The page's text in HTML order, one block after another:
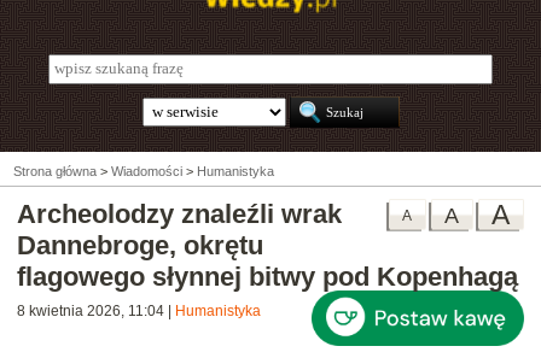
Strona główna > Wiadomości > Humanistyka
A
A
A
Archeolodzy znaleźli wrak
Dannebroge, okrętu
flagowego słynnej bitwy pod Kopenhagą
8 kwietnia 2026, 11:04 Humanistyka